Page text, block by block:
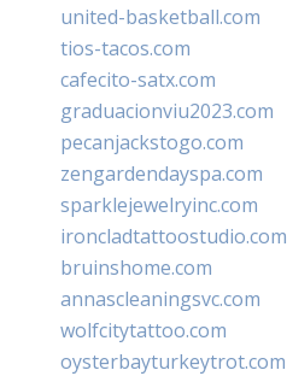
united-basketball.com
tios-tacos.com
cafecito-satx.com
graduacionviu2023.com
pecanjackstogo.com
zengardendayspa.com
sparklejewelryinc.com
ironcladtattoostudio.com
bruinshome.com
annascleaningsvc.com
wolfcitytattoo.com
oysterbayturkeytrot.com